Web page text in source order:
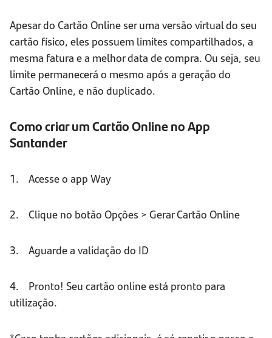
Apesar do Cartão Online ser uma versão virtual do seu
cartão físico, eles possuem limites compartilhados, a
mesma fatura e a melhor data de compra. Ou seja, seu
limite permanecerá o mesmo após a geração do
Cartão Online, e não duplicado.
Como criar um Cartão Online no App
Santander
1. Acesse o app Way
2. Clique no botão Opções > Gerar Cartão Online
3. Aguarde a validação do ID
4. Pronto! Seu cartão online está pronto para
utilização.